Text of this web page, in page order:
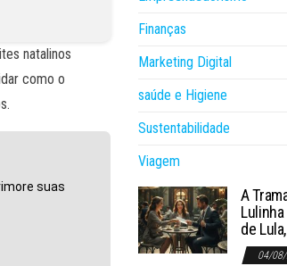
natalinos
como o
suas
Finanças
Marketing Digital
saúde e Higiene
Sustentabilidade
Viagem
A
de
04/